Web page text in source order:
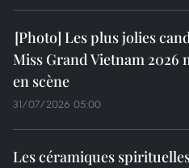
Les plus jolies
Miss Grand Vietnam 2026
en scène
31/07/2026 05:00
Les céramiques